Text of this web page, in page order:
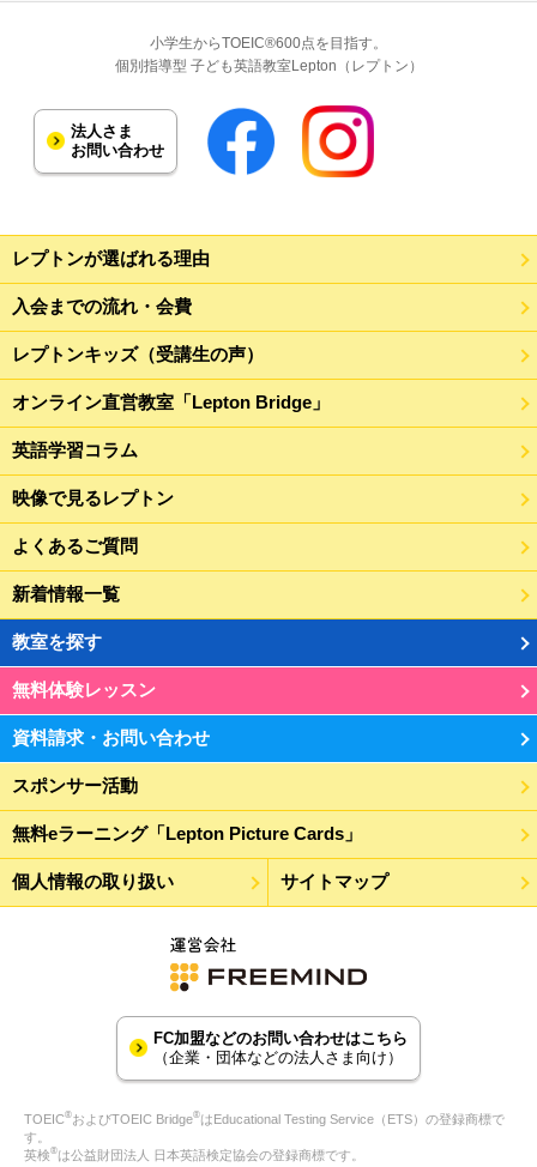
小学生からTOEIC®600点を目指す。
個別指導型 子ども英語教室Lepton（レプトン）
法人さま
お問い合わせ
レプトンが選ばれる理由
入会までの流れ・会費
レプトンキッズ（受講生の声）
オンライン直営教室「Lepton Bridge」
英語学習コラム
映像で見るレプトン
よくあるご質問
新着情報一覧
教室を探す
無料体験レッスン
資料請求・お問い合わせ
スポンサー活動
無料eラーニング「Lepton Picture Cards」
個人情報の取り扱い サイトマップ
FC加盟などのお問い合わせはこちら
（企業・団体などの法人さま向け）
TOEIC®およびTOEIC Bridge®はEducational Testing Service（ETS）の登録商標で
す。
英検®は公益財団法人 日本英語検定協会の登録商標です。